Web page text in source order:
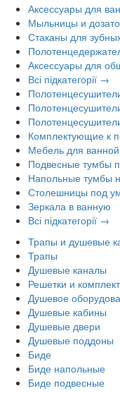
Аксессуары для
Мыльницы и
Стаканы для
Аксессуары для
Всі підкатегорії →
Комплектующие к
Мебель для ванной
Подвесные тумбы
Напольные тумбы
Столешницы под
Зеркала в ванную
Всі підкатегорії →
Трапы и душевые
Трапы
Душевые каналы
Решетки и
Душевое
Душевые кабины
Душевые двери
Душевые поддоны
Биде
Биде напольные
Биде подвесные